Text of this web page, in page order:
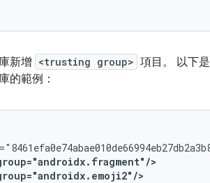
新增 <trusting group> 項目。 以下是
的範例：
>
>